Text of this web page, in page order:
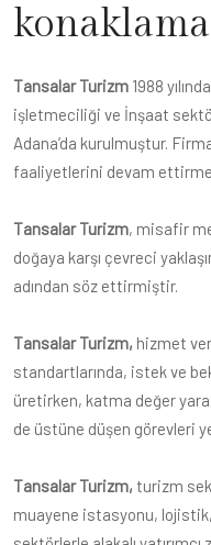
konaklama
Tansalar Turizm 1988
işletmeciliği ve İnşaat
Adana’da kurulmuştur.
faaliyetlerini devam
Tansalar Turizm, misafir
doğaya karşı çevreci
adından söz ettirmiştir.
Tansalar Turizm, hizmet
standartlarında, istek ve
üretirken, katma değer
de üstüne düşen görevleri
Tansalar Turizm, turizm
muayene istasyonu,